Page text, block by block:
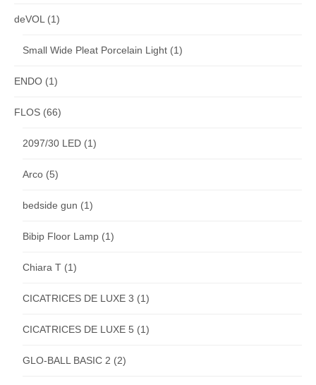
deVOL (1)
Small Wide Pleat Porcelain Light (1)
ENDO (1)
FLOS (66)
2097/30 LED (1)
Arco (5)
bedside gun (1)
Bibip Floor Lamp (1)
Chiara T (1)
CICATRICES DE LUXE 3 (1)
CICATRICES DE LUXE 5 (1)
GLO-BALL BASIC 2 (2)